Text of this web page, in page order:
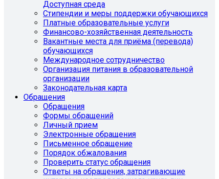
Доступная среда
Стипендии и меры поддержки обучающихся
Платные образовательные услуги
Финансово-хозяйственная деятельность
Вакантные места для приёма (перевода)
обучающихся
Международное сотрудничество
Организация питания в образовательной
организации
Законодательная карта
Обращения
Обращения
Формы обращений
Личный прием
Электронные обращения
Письменное обращение
Порядок обжалования
Проверить статус обращения
Ответы на обращения, затрагивающие